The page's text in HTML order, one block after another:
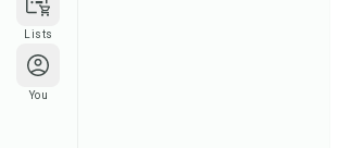
Lists
You